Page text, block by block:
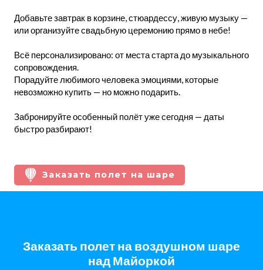
Добавьте завтрак в корзине, стюардессу, живую музыку —
или организуйте свадьбную церемонию прямо в небе!
Всё персонализировано: от места старта до музыкального
сопровождения.
Порадуйте любимого человека эмоциями, которые
невозможно купить — но можно подарить.
Забронируйте особенный полёт уже сегодня — даты
быстро разбирают!
Заказать полет на шаре
Заказать полет на воздушном шаре
над Майоркой